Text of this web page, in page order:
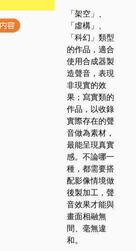
「架空」、
「虛構」、
「科幻」類型
的作品，適合
使用合成器製
造聲音，表現
非現實的效
果；寫實類的
作品，以收錄
實際存在的聲
音做為素材，
最能呈現真實
感。不論哪一
種，都需要搭
配影像情境做
後製加工，聲
音效果才能與
畫面相融無
間、毫無違
和。